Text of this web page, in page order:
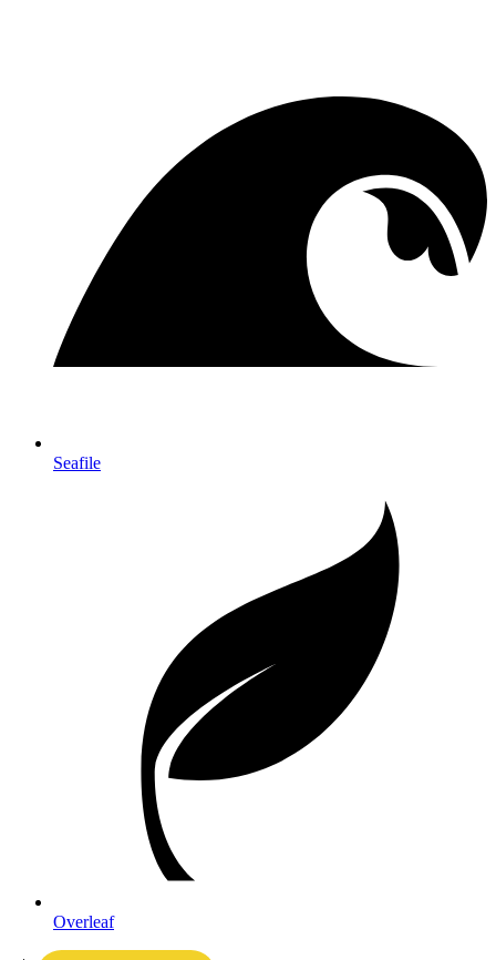
Seafile
Overleaf